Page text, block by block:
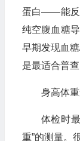
蛋白——能反
纯空腹血糖
早期发现血
是最适合普
身高体
体检时
重”的测量。